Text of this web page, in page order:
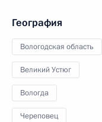
География
Вологодская область
Великий Устюг
Вологда
Череповец